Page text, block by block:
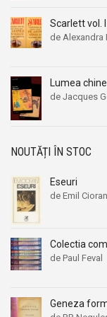
Alessandro
Alexandra
Alexandra
Alexandre
Alexandre
Alexandre Koyre
Alexandru Balaci
Alexandru
Alexandru Elian
Alessandro
Alexandra
Alexandra
Alexandre
Alexandre
Alexandre Koyre
Alexandru Balaci
Alexandru
Alexandru Elian
Scarlett vol.
de Alexandra
Lumea
de Jacques
NOUTĂȚI ÎN STOC
Eseuri
de Emil Cioran
Colectia
de Paul Feval
Geneza